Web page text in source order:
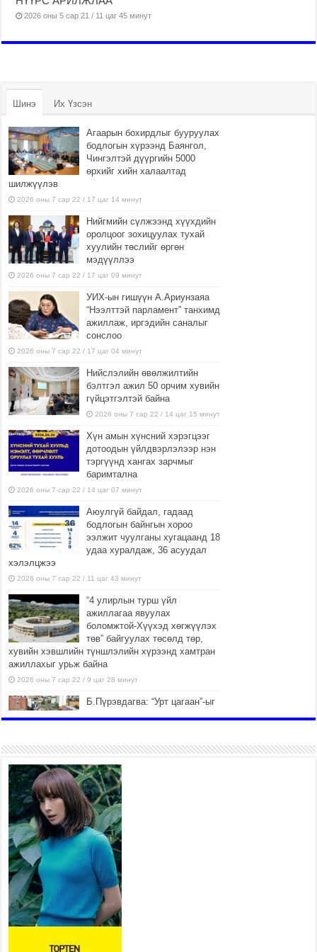
2026 оны 5 сар 21 / 11 цаг 45 минут
Шинэ Их Үзсэн
Агаарын бохирдлыг бууруулах
бодлогын хүрээнд Баянгол,
Чингэлтэй дүүргийн 5000
өрхийг хийн халаалтад
шилжүүлэв
2026 оны 7 сар 22 / 17 цаг 14 минут
Нийгмийн сүлжээнд хүүхдийн
оролцоог зохицуулах тухай
хуулийн төслийг өргөн
мэдүүллээ
2026 оны 7 сар 22 / 17 цаг 09 минут
УИХ-ын гишүүн А.Ариунзаяа
“Нээлттэй парламент” танхимд
ажиллаж, иргэдийн саналыг
сонслоо
2026 оны 7 сар 22 / 17 цаг 04 минут
Нийслэлийн өвөлжилтийн
бэлтгэл ажил 50 орчим хувийн
гүйцэтгэлтэй байна
2026 оны 7 сар 22 / 14 цаг 15 минут
Хүн амын хүнсний хэрэгцээг
дотоодын үйлдвэрлэлээр нэн
тэргүүнд хангах зарчмыг
баримтална
2026 оны 7 сар 22 / 14 цаг 07 минут
Аюулгүй байдал, гадаад
бодлогын байнгын хороо
ээлжит чуулганы хугацаанд 18
удаа хуралдаж, 36 асуудал
хэлэлцжээ
2026 оны 7 сар 22 / 11 цаг 43 минут
“4 улирлын турш үйл
ажиллагаа явуулах
боломжтой-Хүүхэд хөгжүүлэх
төв” байгуулах төсөлд төр,
хувийн хэвшлийн түншлэлийн хүрээнд хамтран
ажиллахыг урьж байна
2026 оны 7 сар 22 / 9 цаг 28 минут
Б.Пүрэвдагва: “Урт цагаан”-ыг
2026 оны 7 сар 21 / 16 цаг 47 минут
Тусгай замын автобус /BRT/
төслийн удирдах хорооны
ээлжит хуралдаан боллоо
2026 оны 7 сар 21 / 16 цаг 43 минут
Ерөнхий сайд Н.Учрал БНХАУ-
аас Монгол Улсад суугаа
Элчин сайд Шэнь
Миньжюанийг хүлээн авч
уулзав
2026 оны 7 сар 21 / 16 цаг 39 минут
БҮГД НАЙРАМДАХ ТАЖИКИСТАН УЛСТАЙ
ЭДИЙН ЗАСГИЙН ХАМТЫН АЖИЛЛАГААГ